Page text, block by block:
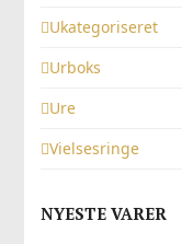
Ukategoriseret
Urboks
Ure
Vielsesringe
NYESTE VARER